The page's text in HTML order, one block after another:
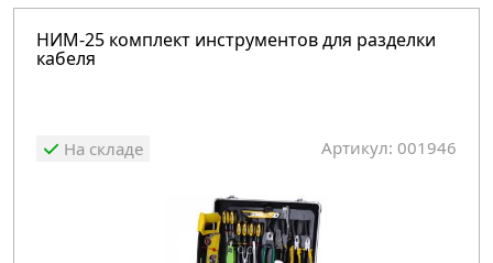
НИМ-25 комплект инструментов для разделки
кабеля
На складе Артикул: 001946